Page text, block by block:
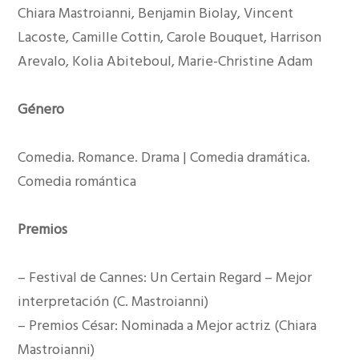
Chiara Mastroianni, Benjamin Biolay, Vincent
Lacoste, Camille Cottin, Carole Bouquet, Harrison
Arevalo, Kolia Abiteboul, Marie-Christine Adam
Género
Comedia. Romance. Drama | Comedia dramática.
Comedia romántica
Premios
– Festival de Cannes: Un Certain Regard – Mejor
interpretación (C. Mastroianni)
– Premios César: Nominada a Mejor actriz (Chiara
Mastroianni)